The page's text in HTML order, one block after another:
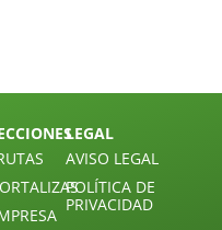
LEGAL
AVISO LEGAL
POLÍTICA DE
PRIVACIDAD